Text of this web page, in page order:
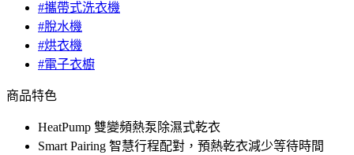
#攜帶式洗衣機
#脫水機
#烘衣機
#電子衣櫥
商品特色
HeatPump 雙變頻熱泵除濕式乾衣
Smart Pairing 智慧行程配對，預熱乾衣減少等待時間